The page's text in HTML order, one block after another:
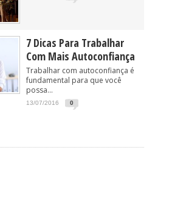
7 Dicas Para Trabalhar
Com Mais Autoconfiança
Trabalhar com autoconfiança é
fundamental para que você
possa...
13/07/2016 0